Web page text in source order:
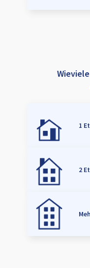
1
2